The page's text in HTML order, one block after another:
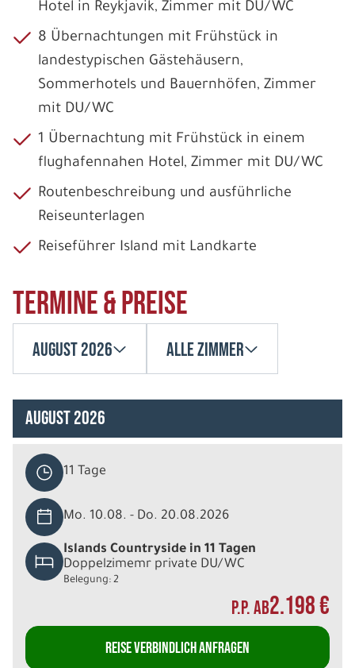
Hotel in Reykjavik, Zimmer mit DU/WC
8 Übernachtungen mit Frühstück in
landestypischen Gästehäusern,
Sommerhotels und Bauernhöfen, Zimmer
mit DU/WC
1 Übernachtung mit Frühstück in einem
flughafennahen Hotel, Zimmer mit DU/WC
Routenbeschreibung und ausführliche
Reiseunterlagen
Reiseführer Island mit Landkarte
Termine & Preise
August 2026 Alle Zimmer
August 2026
11 Tage
Mo. 10.08. - Do. 20.08.2026
Islands Countryside in 11 Tagen
Doppelzimemr private DU/WC
Belegung: 2
P.P. AB2.198 €
REISE VERBINDLICH ANFRAGEN